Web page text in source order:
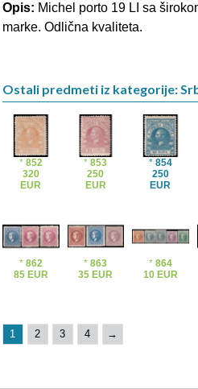
Opis: Michel porto 19 LI sa
marke. Odlična kvaliteta.
Ostali predmeti iz kategorije:
* 852
320
EUR
*853
250
EUR
* 854
250
EUR
* 862
85 EUR
*863
35 EUR
* 864
10 EUR
1 2 3 4 →